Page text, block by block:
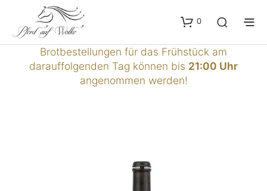
0
Brotbestellungen für das Frühstück am
darauffolgenden Tag können bis 21:00 Uhr
angenommen werden!